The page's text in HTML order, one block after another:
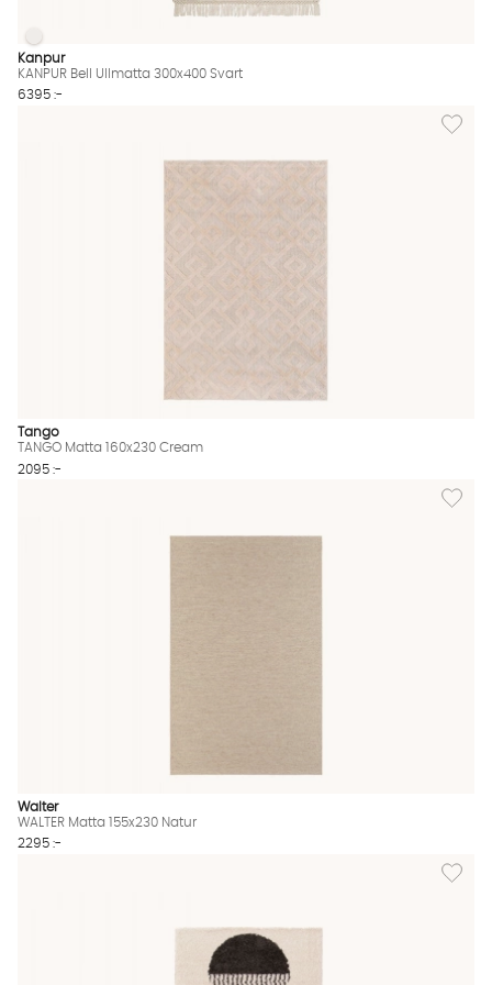
KANPUR Bell Ullmatta 300x400 Svart Finns även i dessa färger:
KANPUR Bell Ullmatta 300x400 Svart
Kanpur
KANPUR Bell Ullmatta 300x400 Svart
6395 :-
Lägg
Tango
TANGO Matta 160x230 Cream
2095 :-
Lägg
Walter
WALTER Matta 155x230 Natur
2295 :-
Lägg